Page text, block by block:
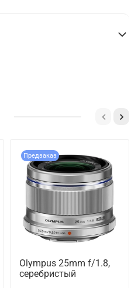
Предзаказ
Olympus 25mm f/1.8,
серебристый